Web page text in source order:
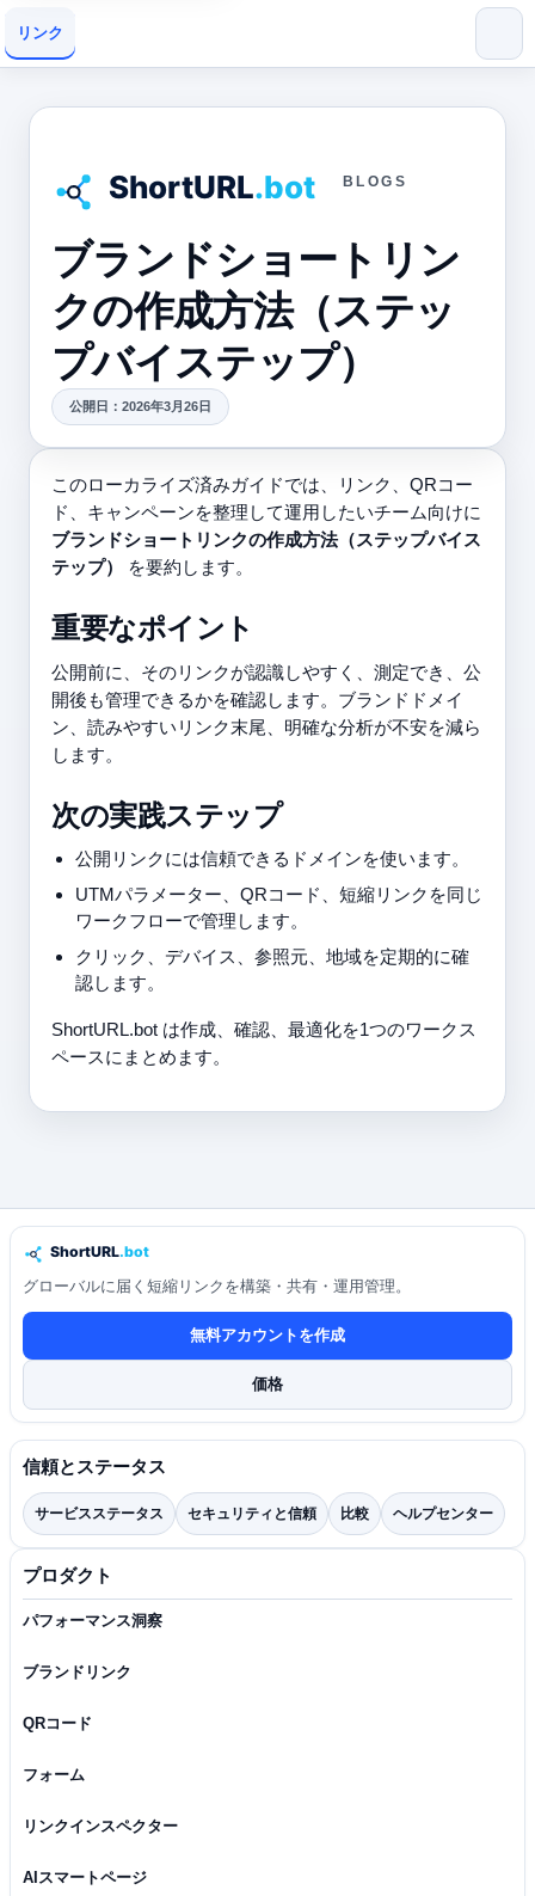
リンク
BLOGS
ブランドショートリン
クの作成方法（ステッ
プバイステップ）
公開日：2026年3月26日
このローカライズ済みガイドでは、リンク、QRコー
ド、キャンペーンを整理して運用したいチーム向けに
ブランドショートリンクの作成方法（ステップバイス
テップ）
を要約します。
重要なポイント
公開前に、そのリンクが認識しやすく、測定でき、公
開後も管理できるかを確認します。ブランドドメイ
ン、読みやすいリンク末尾、明確な分析が不安を減ら
します。
次の実践ステップ
公開リンクには信頼できるドメインを使います。
UTMパラメーター、QRコード、短縮リンクを同じ
ワークフローで管理します。
クリック、デバイス、参照元、地域を定期的に確
認します。
ShortURL.bot は作成、確認、最適化を1つのワークス
ペースにまとめます。
グローバルに届く短縮リンクを構築・共有・運用管理。
無料アカウントを作成
価格
信頼とステータス
サービスステータス セキュリティと信頼 比較 ヘルプセンター
プロダクト
パフォーマンス洞察
ブランドリンク
QRコード
フォーム
リンクインスペクター
AIスマートページ